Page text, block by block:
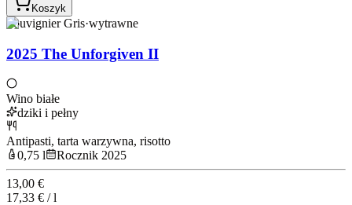
Koszyk
Souvignier Gris·wytrawne
2025 The Unforgiven II
Wino białe
dziki i pełny
Antipasti, tarta warzywna, risotto
0,75 l
Rocznik 2025
13,00 €
17,33 € / l